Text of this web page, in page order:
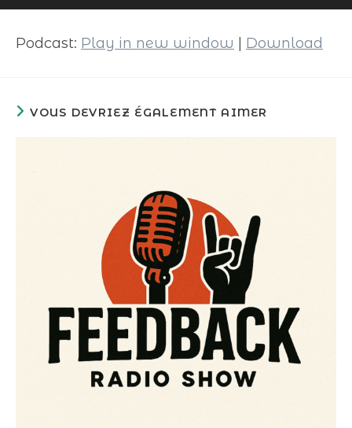
audio
Podcast: Play in new window Download
VOUS DEVRIEZ ÉGALEMENT AIMER